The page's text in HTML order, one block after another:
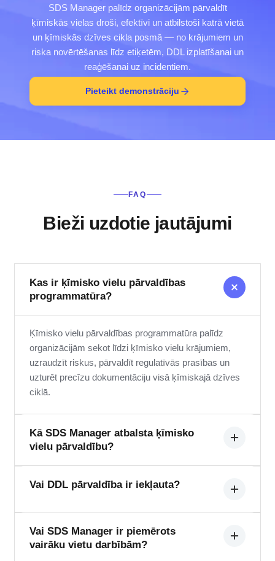
SDS Manager palīdz organizācijām pārvaldīt
ķīmiskās vielas droši, efektīvi un atbilstoši katrā vietā
un ķīmiskās dzīves cikla posmā — no krājumiem un
riska novērtēšanas līdz etiķetēm, DDL izplatīšanai un
reaģēšanai uz incidentiem.
Pieteikt demonstrāciju
FAQ
Bieži uzdotie jautājumi
Kas ir ķīmisko vielu pārvaldības
programmatūra?
Ķīmisko vielu pārvaldības programmatūra palīdz
organizācijām sekot līdzi ķīmisko vielu krājumiem,
uzraudzīt riskus, pārvaldīt regulatīvās prasības un
uzturēt precīzu dokumentāciju visā ķīmiskajā dzīves
ciklā.
Kā SDS Manager atbalsta ķīmisko
vielu pārvaldību?
SDS Manager centralizē ķīmisko vielu krājumus,
un atbilstības darba plūsmas vienā integrētā
platformā.
Vai DDL pārvaldība ir iekļauta?
Jā. DDL pārvaldība ir iekļauta, nodrošinot, ka visas
ķīmiskās vielas ir saistītas ar pareizo un atjaunināto
Vai SDS Manager ir piemērots
vairāku vietu darbībām?